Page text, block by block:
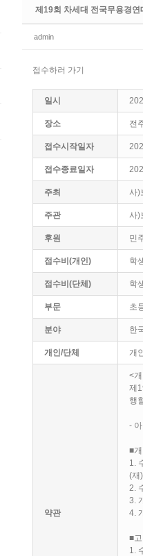
제19회 차세대 전국무용경연
admin
접수하러 가기
일시
장소 전
접수시작일자
접수종료일자
주최 사)
주관 사)
후원 민
접수비(개인) 학
접수비(단체) 학
부문 초
분야 한
개인/단체 개
약관
<
제
행
-
■
1.
(재
2.
3.
4.
■
1.